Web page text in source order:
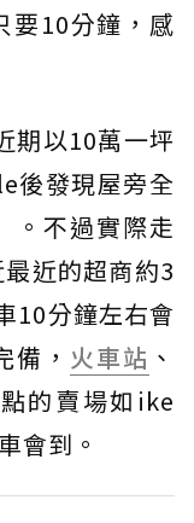
要10分鐘，感
期以10萬一坪
後發現屋旁全
。不過實際走
近的超商約3
10分鐘左右會
， 火車站 、
的賣場如ike
會到。